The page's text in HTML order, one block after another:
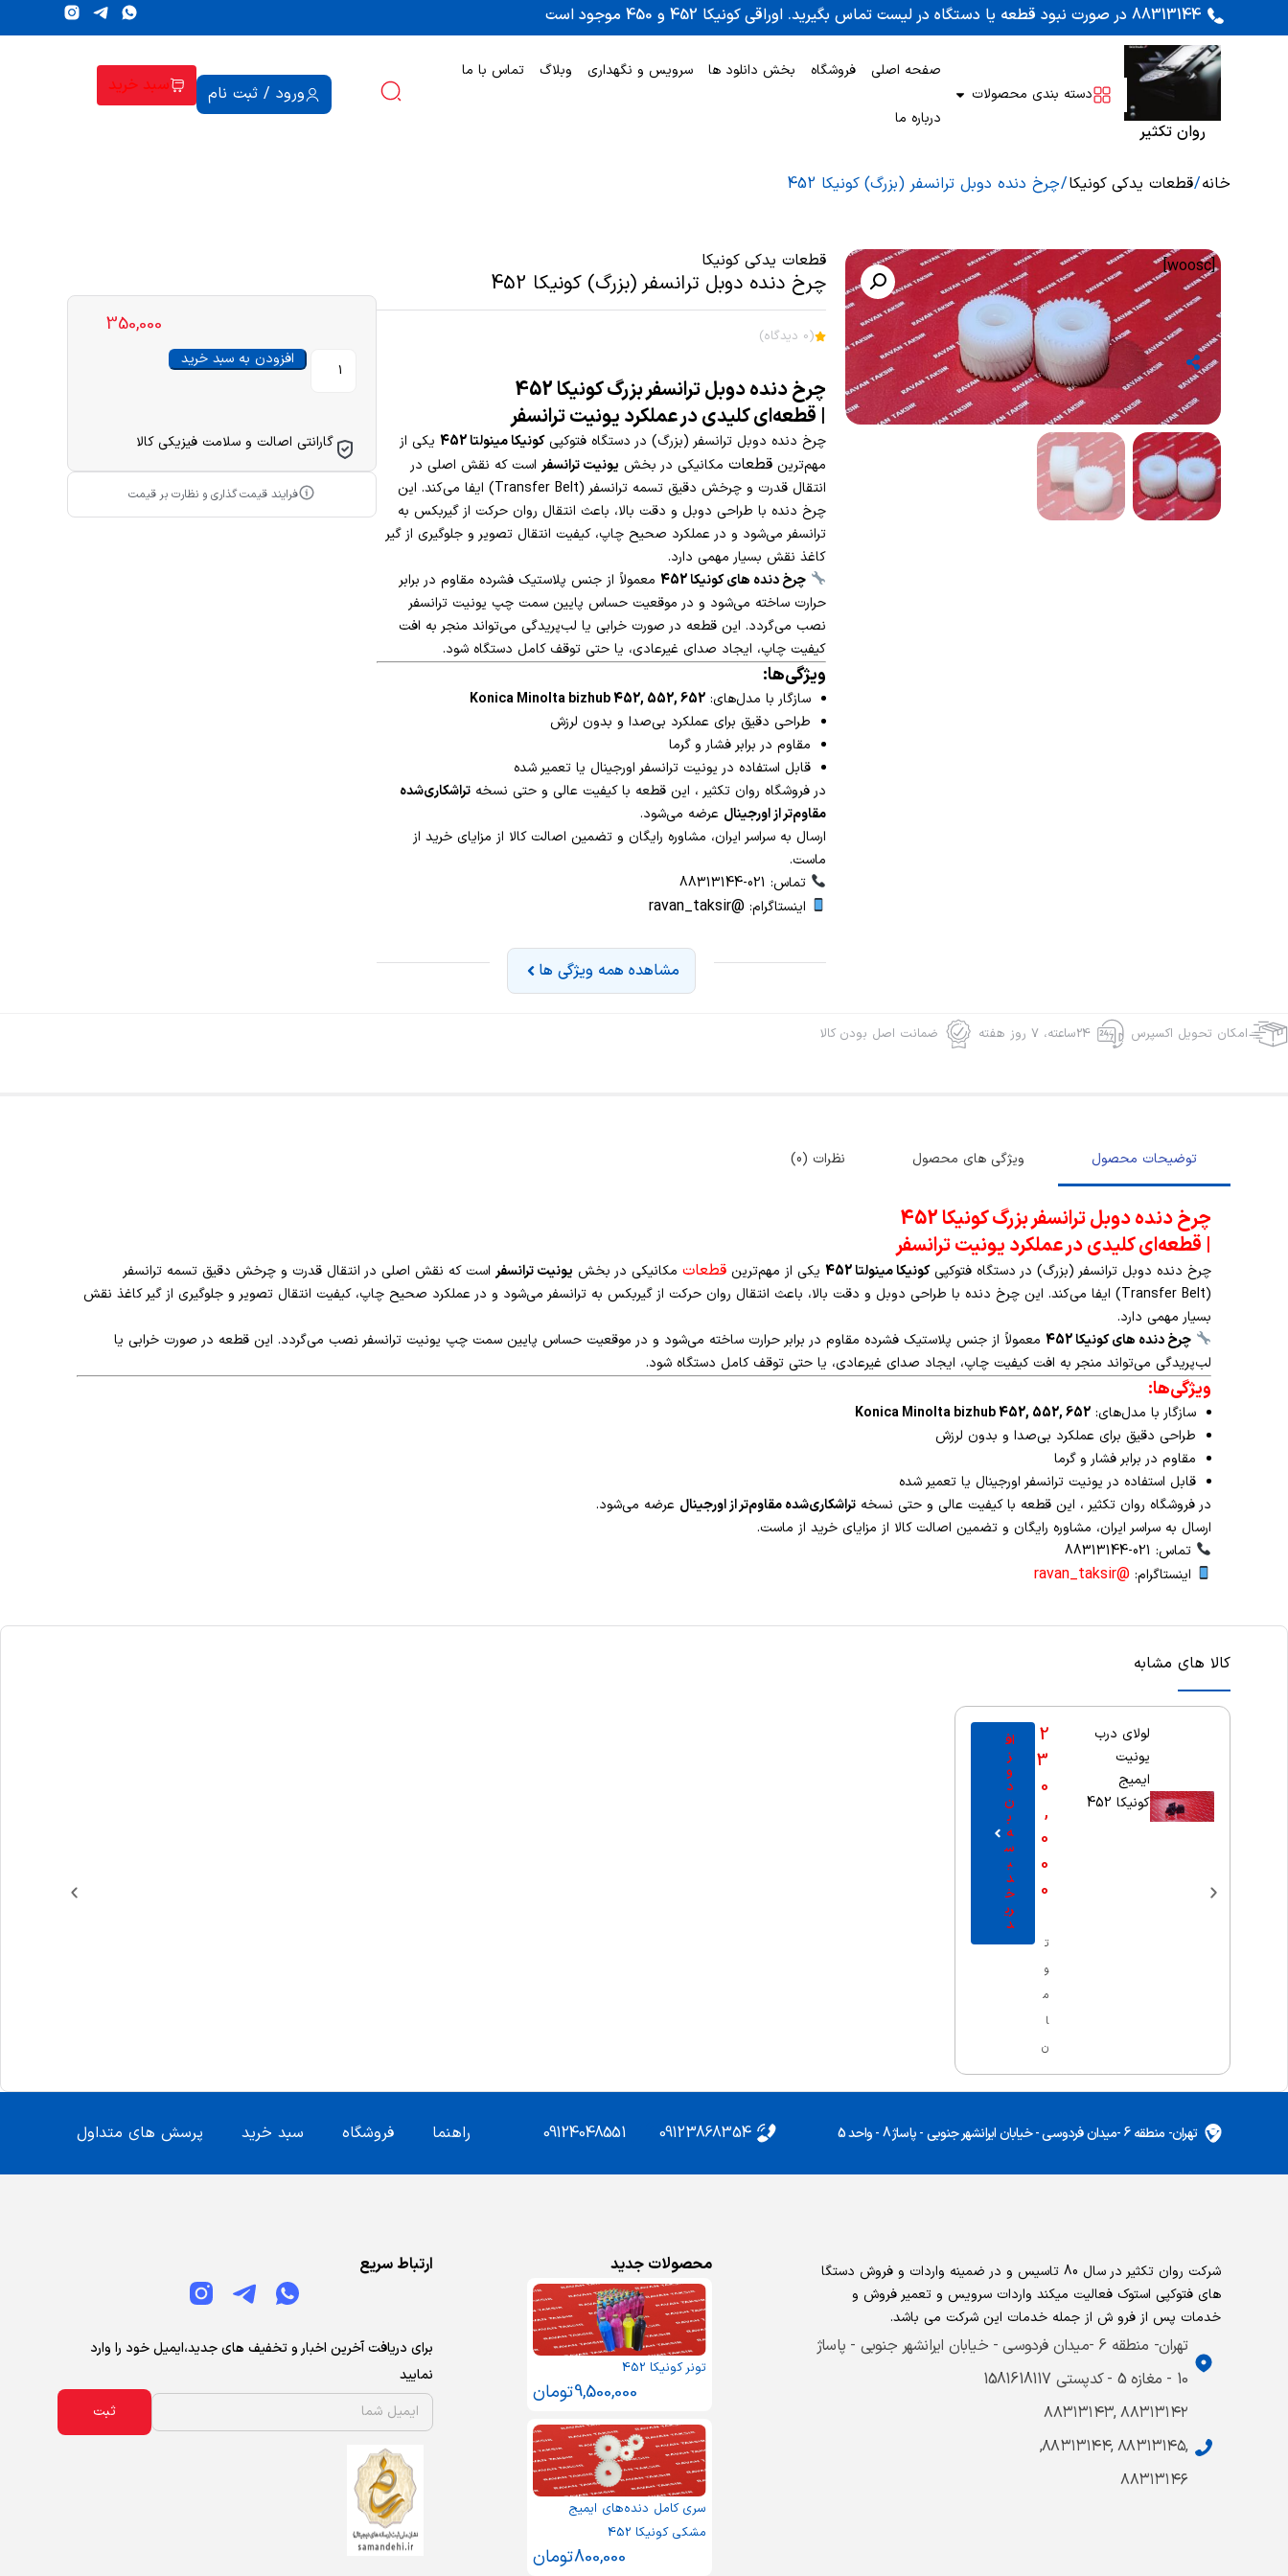
88313144 در صورت نبود قطعه یا دستگاه در لیست تماس بگیرید. اوراقی کونیکا 452 و 450 موجود است
روان تکثیر
دسته بندی محصولات
صفحه اصلی فروشگاه بخش دانلود ها سرویس و نگهداری وبلاگ تماس با ما
درباره ما
ورود / ثبت نام سبد خرید
خانه/قطعات یدکی کونیکا/ چرخ دنده دوبل ترانسفر (بزرگ) کونیکا 452
[woosc] قطعات یدکی کونیکا
چرخ دنده دوبل ترانسفر (بزرگ) کونیکا 452
(0 دیدگاه)
چرخ دنده دوبل ترانسفر بزرگ کونیکا 452
| قطعه‌ای کلیدی در عملکرد یونیت ترانسفر
چرخ دنده دوبل ترانسفر (بزرگ) در دستگاه فتوکپیکونیکا مینولتا 452
یکی از
مهم‌ترینقطعات مکانیکی در بخش یونیت ترانسفر است که نقش اصلی در
انتقال قدرت و چرخش دقیق تسمه ترانسفر (Transfer Belt) ایفا می‌کند. این
چرخ دنده با طراحی دوبل و دقت بالا، باعث انتقال روان حرکت از گیربکس به
ترانسفر می‌شود و در عملکرد صحیح چاپ، کیفیت انتقال تصویر و جلوگیری از گیر
کاغذ نقش بسیار مهمی دارد.
چرخ دنده های کونیکا 452
معمولاً از جنس پلاستیک فشرده مقاوم در برابر
حرارت ساخته می‌شود و در موقعیت حساس پایین سمت چپ یونیت ترانسفر
نصب می‌گردد. این قطعه در صورت خرابی یا لب‌پریدگی می‌تواند منجر به افت
کیفیت چاپ، ایجاد صدای غیرعادی، یا حتی توقف کامل دستگاه شود.
ویژگی‌ها:
سازگار با مدل‌های:Konica Minolta bizhub 452, 552, 652
طراحی دقیق برای عملکرد بی‌صدا و بدون لرزش
مقاوم در برابر فشار و گرما
قابل استفاده در یونیت ترانسفر اورجینال یا تعمیر شده
در فروشگاه روان تکثیر ، این قطعه با کیفیت عالی و حتی نسخهتراشکاری‌شده
مقاوم‌تر از اورجینال عرضه می‌شود.
ارسال به سراسر ایران، مشاوره رایگان و تضمین اصالت کالا از مزایای خرید از
ماست.
تماس: 021-88313144
اینستاگرام:@ravan_taksir
مشاهده همه ویژگی ها
350,000
افزودن به سبد خرید
گارانتی اصالت و سلامت فیزیکی کالا
فرایند قیمت گذاری و نظارت بر قیمت
امکان تحویل اکسپرس 24ساعته، 7 روز هفته ضمانت اصل بودن کالا
توضیحات محصول ویژگی های محصول نظرات (0)
چرخ دنده دوبل ترانسفر بزرگ کونیکا 452
| قطعه‌ای کلیدی در عملکرد یونیت ترانسفر
چرخ دنده دوبل ترانسفر (بزرگ) در دستگاه فتوکپیکونیکا مینولتا 452 یکی از مهم‌ترین قطعات مکانیکی در بخش یونیت ترانسفر است که نقش اصلی در انتقال قدرت و چرخش دقیق تسمه ترانسفر
(Transfer Belt) ایفا می‌کند. این چرخ دنده با طراحی دوبل و دقت بالا، باعث انتقال روان حرکت از گیربکس به ترانسفر می‌شود و در عملکرد صحیح چاپ، کیفیت انتقال تصویر و جلوگیری از گیر کاغذ نقش
بسیار مهمی دارد.
چرخ دنده های کونیکا 452
معمولاً از جنس پلاستیک فشرده مقاوم در برابر حرارت ساخته می‌شود و در موقعیت حساس پایین سمت چپ یونیت ترانسفر نصب می‌گردد. این قطعه در صورت خرابی یا
لب‌پریدگی می‌تواند منجر به افت کیفیت چاپ، ایجاد صدای غیرعادی، یا حتی توقف کامل دستگاه شود.
ویژگی‌ها:
سازگار با مدل‌های: Konica Minolta bizhub 452, 552, 652
طراحی دقیق برای عملکرد بی‌صدا و بدون لرزش
مقاوم در برابر فشار و گرما
قابل استفاده در یونیت ترانسفر اورجینال یا تعمیر شده
در فروشگاه روان تکثیر ، این قطعه با کیفیت عالی و حتی نسخه تراشکاری‌شده مقاوم‌تر از اورجینال عرضه می‌شود.
ارسال به سراسر ایران، مشاوره رایگان و تضمین اصالت کالا از مزایای خرید از ماست.
تماس: 021-88313144
اینستاگرام: @ravan_taksir
کالا های مشابه
لولای درب
یونیت
ایمیج
کونیکا 452
2
3
0
,
0
0
0
ت
و
م
ا
ن
اف
ز
و
د
ن
ب
ه
س
ب
د
خ
ری
د
تهران- منطقه 6 -میدان فردوسی - خیابان ایرانشهر جنوبی - پاساژ 8 - واحد 5 09123868354
09124048551 راهنما فروشگاه سبد خرید پرسش های متداول
شرکت روان تکثیر در سال 80 تاسیس و در ضمینه واردات و فروش دستگا
های فتوکپی استوک فعالیت میکند واردات سرویس و تعمیر فروش و
خدمات پس از فرو ش از جمله خدمات این شرکت می باشد.
تهران- منطقه 6 -میدان فردوسی - خیابان ایرانشهر جنوبی - پاساژ
10 - مغازه 5 - کدپستی 1581618117
۸۸۳۱۳۱۴۲ ,۸۸۳۱۳۱۴۳
,۸۸۳۱۳۱۴۵ ,۸۸۳۱۳۱۴۴,
۸۸۳۱۳۱۴۶
محصولات جدید
تونر کونیکا 452
9,500,000تومان
سری کامل دنده‌های ایمیج
مشکی کونیکا 452
800,000تومان
ارتباط سریع
برای دریافت آخرین اخبار و تخفیف های جدید،ایمیل خود را وارد
نمایید
ثبت